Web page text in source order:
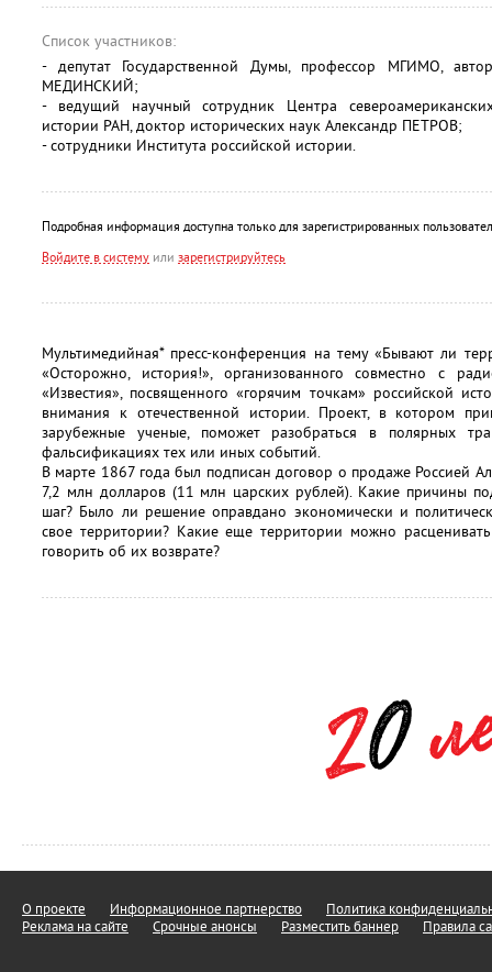
Список участников:
- депутат Государственной Думы, профессор МГИМО,
МЕДИНСКИЙ;
- ведущий научный сотрудник Центра
истории РАН, доктор исторических наук Александр ПЕТРОВ;
- сотрудники Института российской истории.
Подробная информация доступна только для зарегистрированных
Войдите в систему или зарегистрируйтесь
Мультимедийная* пресс-конференция на тему «Бывают ли
«Осторожно, история!», организованного совместно с
«Известия», посвященного «горячим точкам» российской
внимания к отечественной истории. Проект, в котором
зарубежные ученые, поможет разобраться в полярных
фальсификациях тех или иных событий.
В марте 1867 года был подписан договор о продаже Россией
7,2 млн долларов (11 млн царских рублей). Какие причины
шаг? Было ли решение оправдано экономически и
свое территории? Какие еще территории можно
говорить об их возврате?
О проекте Информационное партнерство
Политика
Реклама на сайте
Срочные анонсы Разместить баннер Правила